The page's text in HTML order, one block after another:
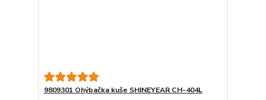
9809301 Ohýbačka kuše SHINEYEAR CH-404L